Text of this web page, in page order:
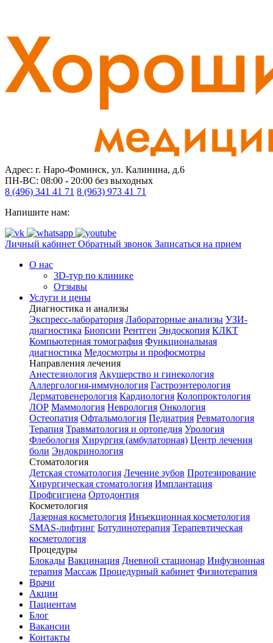
Адрес: г. Наро-Фоминск, ул. Калинина, д.6
ПН-ВС: 08:00 - 20:00 без выходных
8 (496) 341 41 71 8 (963) 973 41 71
Напишите нам:
Личный кабинет Обратный звонок Записаться на прием
О нас
3D-тур по клинике
Отзывы
Услуги и цены
Диагностика и анализы
Экспресс-лаборатория Лабораторные анализы УЗИ-
диагностика Биопсии Рентген Эндоскопия КЛКТ
Компьютерная томография Функциональная
диагностика Медосмотры и профосмотры
Направления лечения
Анестезиология Акушерство и гинекология
Аллергология-иммунология Гастроэнтерология
Дерматовенерология Кардиология Колопроктология
ЛОР Маммология Неврология Онкология
Остеопатия Офтальмология Педиатрия Ревматология
Терапия Травматология и ортопедия Урология
Флебология Хирургия (амбулаторная) Центр лечения
боли Эндокринология
Стоматология
Детская стоматология Лечение зубов Протезирование
Хирургическая стоматология Имплантация
Профгигиена Ортодонтия
Косметология
Лазерная косметология Инъекционная косметология
SMAS-лифтинг Ботулинотерапия Терапевтическая
косметология
Процедуры
Блокады Вакцинация Дневной стационар Инфузионная
терапия Массаж Процедурный кабинет Физиотерапия
Врачи
Акции
Пациентам
Блог
Вакансии
Контакты